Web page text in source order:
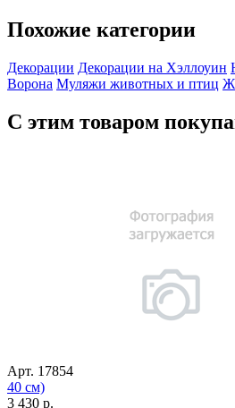
Похожие категории
Декорации Декорации на Хэллоуин
Ворона Муляжи животных и птиц
С этим товаром
Арт. 17854
40 см)
3 430 р.